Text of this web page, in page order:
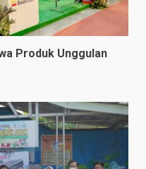
Produk Unggulan